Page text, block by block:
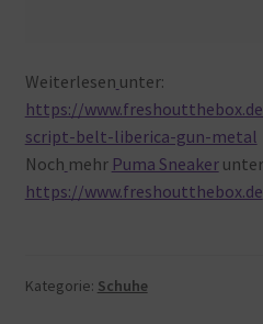
Weiterlesen unter:
https://
script-belt-liberica-gun-metal
Noch mehr Puma Sneakerunter
https://www.freshoutthebox.de
Kategorie: Schuhe